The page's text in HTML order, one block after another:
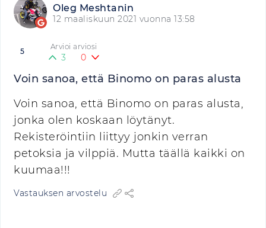
Oleg Meshtanin
12 maaliskuun 2021 vuonna 13:58
5 Arvioi arviosi
3 0
Voin sanoa, että Binomo on paras alusta
Voin sanoa, että Binomo on paras alusta,
jonka olen koskaan löytänyt.
Rekisteröintiin liittyy jonkin verran
petoksia ja vilppiä. Mutta täällä kaikki on
kuumaa!!!
Vastauksen arvostelu